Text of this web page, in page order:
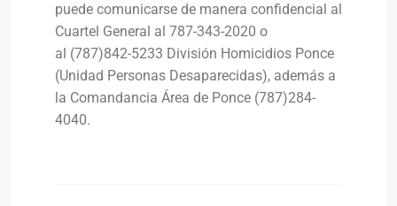
puede comunicarse de manera confidencial al
Cuartel General al 787-343-2020 o
al (787)842-5233 División Homicidios Ponce
(Unidad Personas Desaparecidas), además a
la Comandancia Área de Ponce (787)284-
4040.